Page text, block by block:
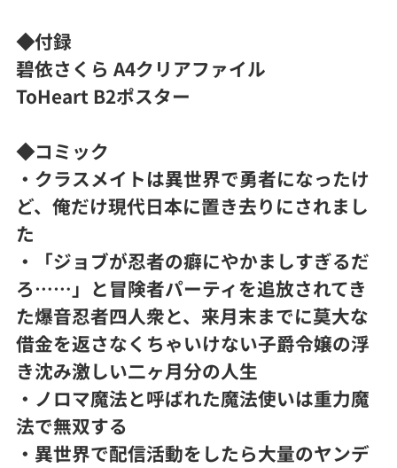
◆付録
碧依さくら A4クリアファイル
ToHeart B2ポスター
◆コミック
・クラスメイトは異世界で勇者になったけ
ど、俺だけ現代日本に置き去りにされまし
た
・「ジョブが忍者の癖にやかましすぎるだ
ろ……」と冒険者パーティを追放されてき
た爆音忍者四人衆と、来月末までに莫大な
借金を返さなくちゃいけない子爵令嬢の浮
き沈み激しい二ヶ月分の人生
・ノロマ魔法と呼ばれた魔法使いは重力魔
法で無双する
・異世界で配信活動をしたら大量のヤンデ